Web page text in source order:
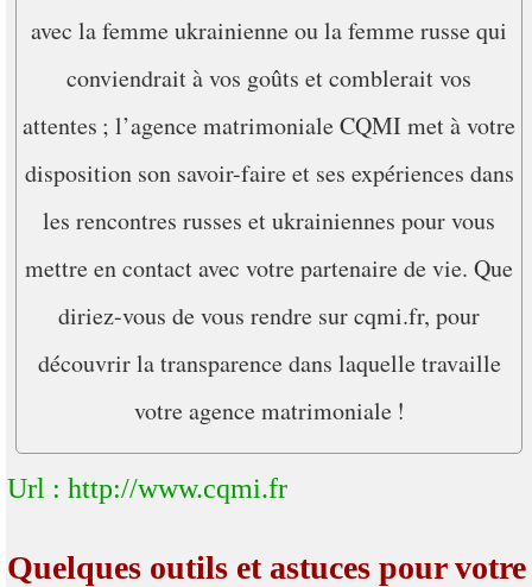
avec la femme ukrainienne ou la femme russe qui
conviendrait à vos goûts et comblerait vos
attentes ; l’agence matrimoniale CQMI met à votre
disposition son savoir-faire et ses expériences dans
les rencontres russes et ukrainiennes pour vous
mettre en contact avec votre partenaire de vie. Que
diriez-vous de vous rendre sur cqmi.fr, pour
découvrir la transparence dans laquelle travaille
votre agence matrimoniale !
Url : http://www.cqmi.fr
Quelques outils et astuces pour votre